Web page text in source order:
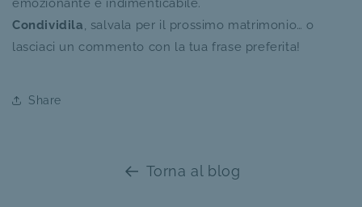
emozionante e indimenticabile.
Condividila, salvala per il prossimo matrimonio… o
lasciaci un commento con la tua frase preferita!
Share
Torna al blog